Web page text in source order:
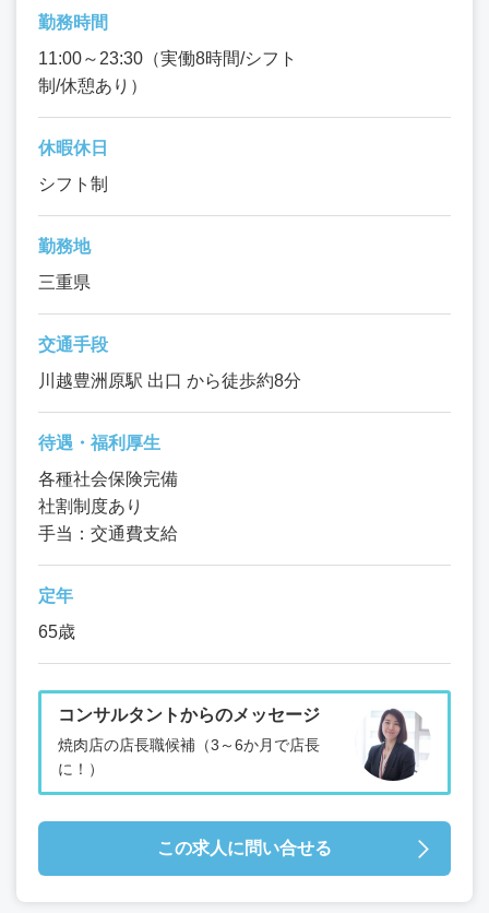
勤務時間
11:00～23:30（実働8時間/シフト
制/休憩あり）
休暇休日
シフト制
勤務地
三重県
交通手段
川越豊洲原駅 出口 から徒歩約8分
待遇・福利厚生
各種社会保険完備
社割制度あり
手当：交通費支給
定年
65歳
コンサルタントからのメッセージ
焼肉店の店長職候補（3～6か月で店長
に！）
この求人に問い合せる